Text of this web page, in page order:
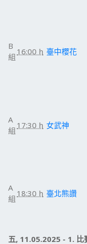
B
組
16:00 h 臺中櫻花
A
組
17:30 h 女武神
A
組
18:30 h 臺北熊讚
五, 11.05.2025 - 1. 比